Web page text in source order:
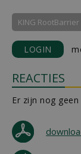
KING RootBarrier
LOGIN
REACTIES
Er zijn nog